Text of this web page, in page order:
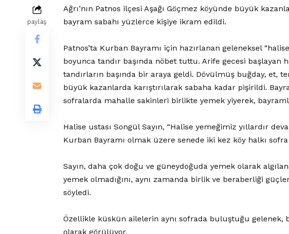
paylaş
Ağrı’nın Patnos ilçesi Aşağı Göçmez köyünde büyük
bayram sabahı yüzlerce kişiye ikram edildi.
Patnos’ta Kurban Bayramı için hazırlanan geleneksel
boyunca tandır başında nöbet tuttu. Arife gecesi başlayan
tandırların başında bir araya geldi. Dövülmüş buğday, et,
büyük kazanlarda karıştırılarak sabaha kadar pişirildi.
sofralarda mahalle sakinleri birlikte yemek yiyerek,
Halise ustası Songül Sayın, “Halise yemeğimiz yıllardır
Kurban Bayramı olmak üzere senede iki kez köy halkı
Sayın, daha çok doğu ve güneydoğuda yemek olarak
yemek olmadığını, aynı zamanda birlik ve beraberliği
söyledi.
Özellikle küskün ailelerin aynı sofrada buluştuğu gelenek,
olarak görülüyor.